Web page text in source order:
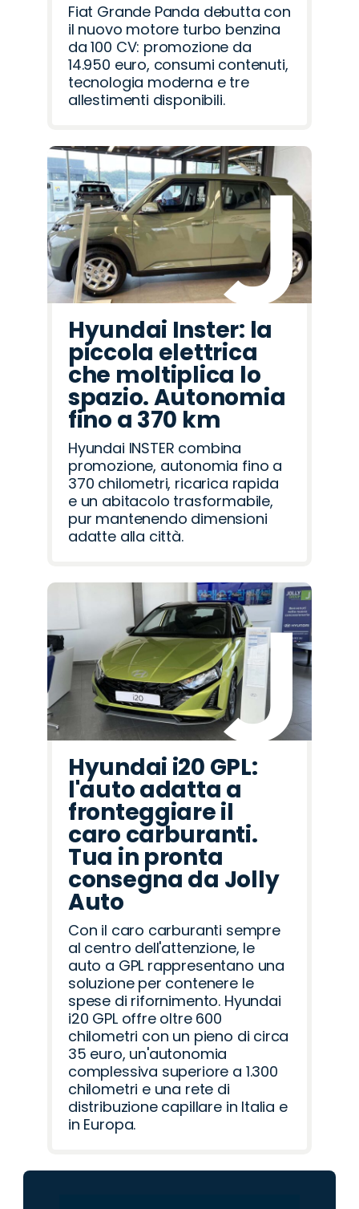
Fiat Grande Panda debutta con
il nuovo motore turbo benzina
da 100 CV: promozione da
14.950 euro, consumi contenuti,
tecnologia moderna e tre
allestimenti disponibili.
Hyundai Inster: la
piccola elettrica
che moltiplica lo
spazio. Autonomia
fino a 370 km
Hyundai INSTER combina
promozione, autonomia fino a
370 chilometri, ricarica rapida
e un abitacolo trasformabile,
pur mantenendo dimensioni
adatte alla città.
Hyundai i20 GPL:
l'auto adatta a
fronteggiare il
caro carburanti.
Tua in pronta
consegna da Jolly
Auto
Con il caro carburanti sempre
al centro dell'attenzione, le
auto a GPL rappresentano una
soluzione per contenere le
spese di rifornimento. Hyundai
i20 GPL offre oltre 600
chilometri con un pieno di circa
35 euro, un'autonomia
complessiva superiore a 1.300
chilometri e una rete di
distribuzione capillare in Italia e
in Europa.